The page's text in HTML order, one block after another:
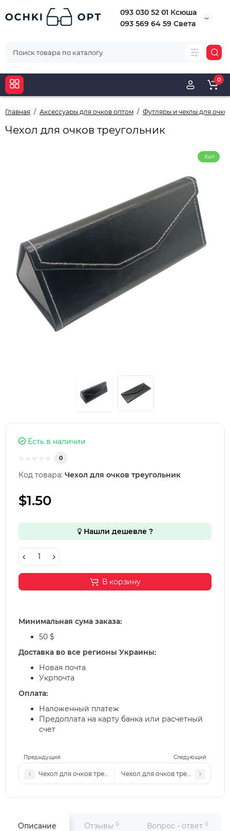
093 030 52 01 Ксюша
093 569 64 59 Света
0
Главная Аксессуары для очков оптом Футляры и чехлы для
Чехол для очков треугольник
Хит
Предыдущий Следующий
Чехол для очков треугольникЧехол для очков треугольник
Есть в наличии
0
Код товара: Чехол для очков треугольник
$1.50
Нашли дешевле ?
В корзину
Минимальная сума заказа:
50 $
Доставка во все регионы Украины:
Новая почта
Укрпочта
Оплата:
Наложенный платеж
Предоплата на карту банка или расчетный
счет
Описание Отзывы 0 Вопрос - ответ 0